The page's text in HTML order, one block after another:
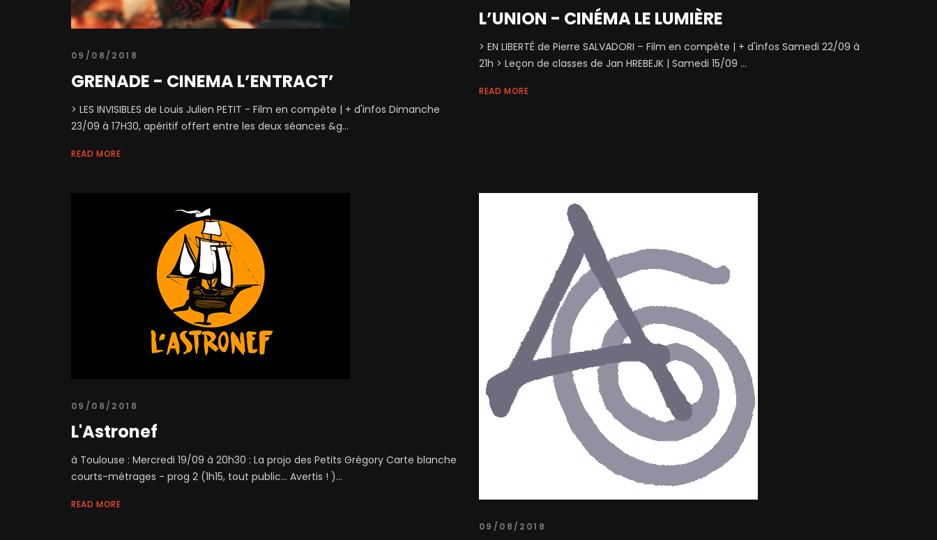
09/08/2018
GRENADE - CINEMA L’ENTRACT’
> LES INVISIBLES de Louis Julien PETIT - Film en compète | + d'infos Dimanche
23/09 à 17H30, apéritif offert entre les deux séances &g...
READ MORE
L’UNION - CINÉMA LE LUMIÈRE
> EN LIBERTÉ de Pierre SALVADORI – Film en compète | + d'infos Samedi 22/09 à
21h > Leçon de classes de Jan HREBEJK | Samedi 15/09 ...
READ MORE
09/08/2018
L'Astronef
à Toulouse : Mercredi 19/09 à 20h30 : La projo des Petits Grégory Carte blanche
courts-métrages - prog 2 (1h15, tout public... Avertis ! )...
READ MORE
09/08/2018